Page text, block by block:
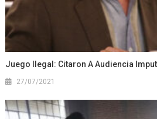
Juego Ilegal: Citaron A Audiencia
27/07/2021